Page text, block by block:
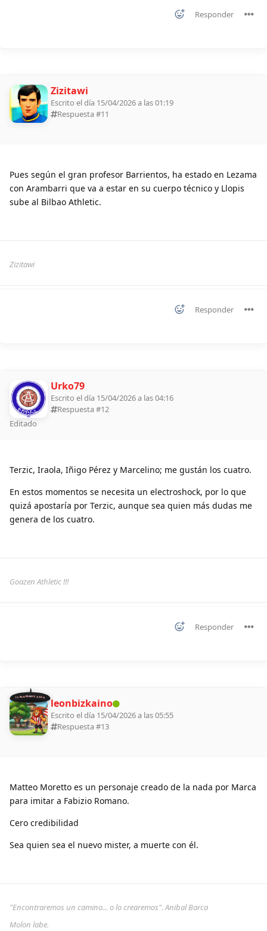
Responder
Zizitawi
Escrito el día 15/04/2026 a las 01:19
Respuesta #11
Pues según el gran profesor Barrientos, ha estado en Lezama
con Arambarri que va a estar en su cuerpo técnico y Llopis
sube al Bilbao Athletic.
Zizitawi
Responder
Urko79
Escrito el día 15/04/2026 a las 04:16
Respuesta #12
Editado
Terzic, Iraola, Iñigo Pérez y Marcelino; me gustán los cuatro.
En estos momentos se necesita un electroshock, por lo que
quizá apostaría por Terzic, aunque sea quien más dudas me
genera de los cuatro.
Goazen Athletic !!!
Responder
11 ALDEANOS 2026 leonbizkaino
Escrito el día 15/04/2026 a las 05:55
Respuesta #13
Matteo Moretto es un personaje creado de la nada por Marca
para imitar a Fabizio Romano.
Cero credibilidad
Sea quien sea el nuevo mister, a muerte con él.
"Encontraremos un camino... o lo crearemos". Anibal Barca
Molon labe.